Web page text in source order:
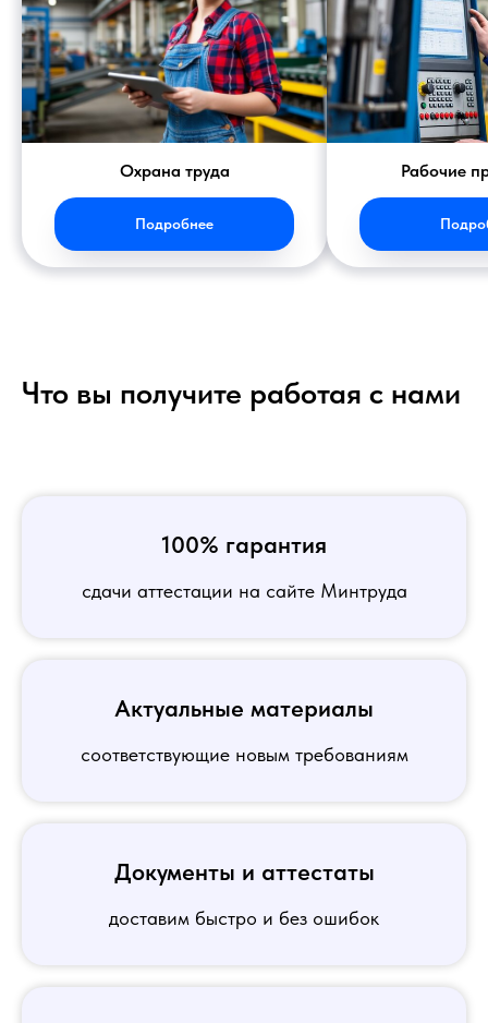
Охрана труда
Подробнее
Рабочие
Что вы получите работая с нами
100% гарантия
сдачи аттестации на сайте Минтруда
Актуальные материалы
соответствующие новым требованиям
Документы и аттестаты
доставим быстро и без ошибок